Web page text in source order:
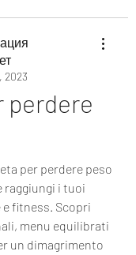
2023
perdere
per perdere peso
raggiungi i tuoi
fitness. Scopri
menu equilibrati
un dimagrimento